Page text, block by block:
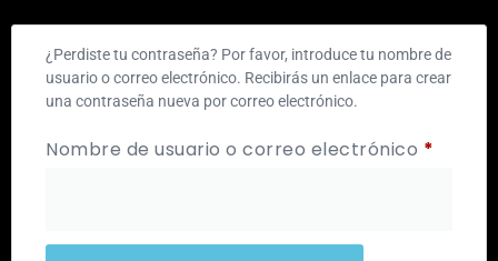
¿Perdiste tu contraseña? Por favor, introduce tu nombre de
usuario o correo electrónico. Recibirás un enlace para crear
una contraseña nueva por correo electrónico.
Nombre de usuario o correo electrónico *